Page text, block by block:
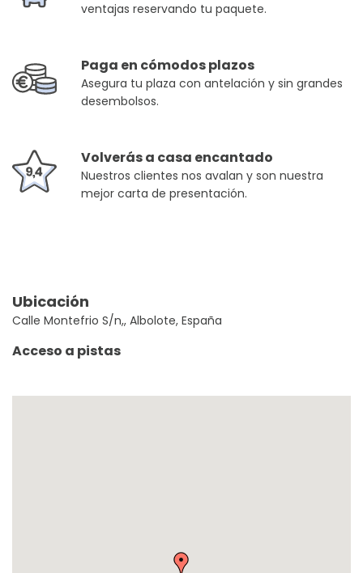
ventajas reservando tu paquete.
Paga en cómodos plazos
Asegura tu plaza con antelación y sin grandes
desembolsos.
Volverás a casa encantado
Nuestros clientes nos avalan y son nuestra
mejor carta de presentación.
Ubicación
Calle Montefrio S/n,, Albolote, España
Acceso a pistas